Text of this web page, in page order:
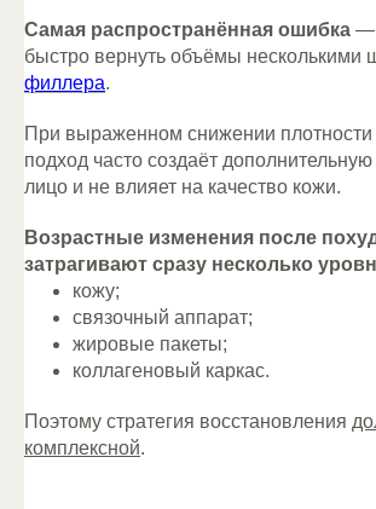
Самая распространённая ошибка —
быстро вернуть объёмы несколькими
филлера.
При выраженном снижении плотности
подход часто создаёт дополнительную
лицо и не влияет на качество кожи.
Возрастные изменения после
затрагивают сразу несколько
кожу;
связочный аппарат;
жировые пакеты;
коллагеновый каркас.
Поэтому стратегия восстановления
комплексной.